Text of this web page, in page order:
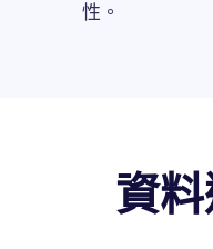
性。
資